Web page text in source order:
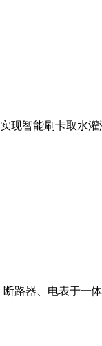
现智能刷卡取水
路器、电表于一